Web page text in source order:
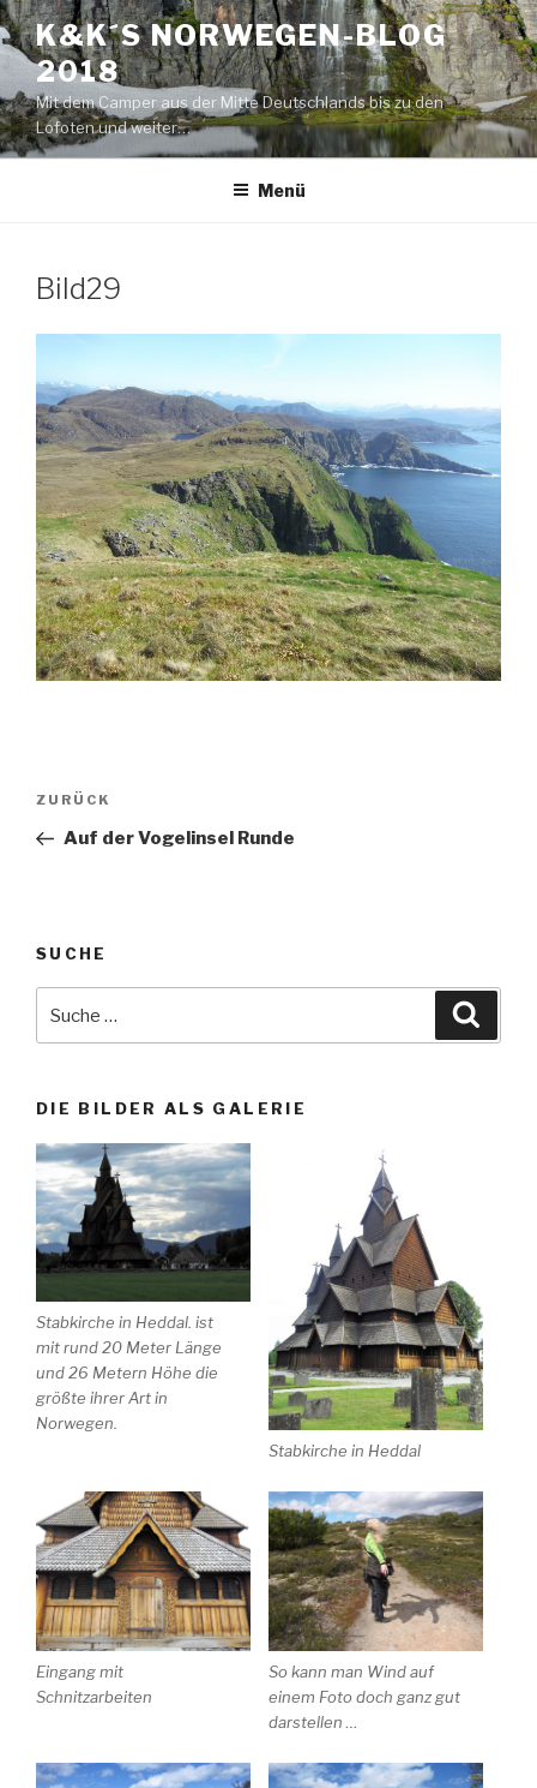
Zum
Inhalt
springen
K&K´S NORWEGEN-BLOG
2018
Mit dem Camper aus der Mitte Deutschlands bis zu den
Lofoten und weiter…
Menü
Bild29
Beitragsnavigation
Vorheriger
Beitrag
ZURÜCK
Auf der Vogelinsel Runde
SUCHE
DIE BILDER ALS GALERIE
Stabkirche in Heddal. ist
mit rund 20 Meter Länge
und 26 Metern Höhe die
größte ihrer Art in
Norwegen.
Stabkirche in Heddal
Eingang mit
Schnitzarbeiten
So kann man Wind auf
einem Foto doch ganz gut
darstellen …